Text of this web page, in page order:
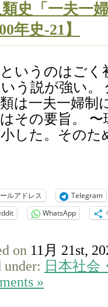
類史「一夫一
年史-21】
というのはご
う説が強い。
類は一夫一婦
その要旨。
した。そのた
ルアドレス
Telegram
WhatsApp
on 11月 21st,
under: 日本社会
»